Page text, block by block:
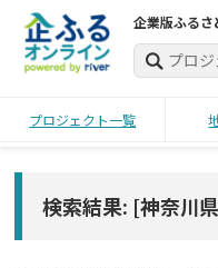
企業版ふるさ
プロジェクト一覧
検索結果: [神奈川